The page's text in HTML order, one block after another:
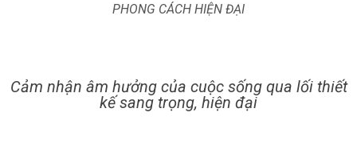
PHONG CÁCH HIỆN ĐẠI
Cảm nhận âm hưởng của cuộc sống qua lối thiết
kế sang trọng, hiện đại